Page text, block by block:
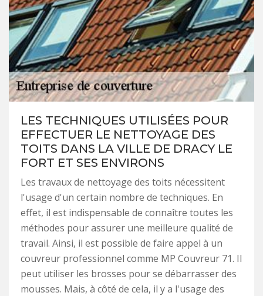
LES TECHNIQUES UTILISÉES POUR
EFFECTUER LE NETTOYAGE DES
TOITS DANS LA VILLE DE DRACY LE
FORT ET SES ENVIRONS
Les travaux de nettoyage des toits nécessitent
l'usage d'un certain nombre de techniques. En
effet, il est indispensable de connaître toutes les
méthodes pour assurer une meilleure qualité de
travail. Ainsi, il est possible de faire appel à un
couvreur professionnel comme MP Couvreur 71. Il
peut utiliser les brosses pour se débarrasser des
mousses. Mais, à côté de cela, il y a l'usage des